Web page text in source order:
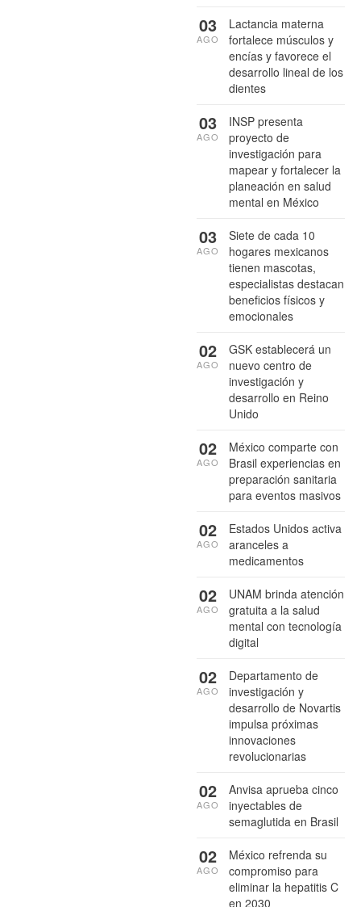
Lactancia materna
fortalece músculos y
encías y favorece el
desarrollo lineal de los
dientes
03
AGO
INSP presenta
proyecto de
investigación para
mapear y fortalecer la
planeación en salud
mental en México
03
AGO
Siete de cada 10
hogares mexicanos
tienen mascotas,
especialistas destacan
beneficios físicos y
emocionales
03
AGO
GSK establecerá un
nuevo centro de
investigación y
desarrollo en Reino
Unido
02
AGO
México comparte con
Brasil experiencias en
preparación sanitaria
para eventos masivos
02
AGO
Estados Unidos activa
aranceles a
medicamentos
02
AGO
UNAM brinda atención
gratuita a la salud
mental con tecnología
digital
02
AGO
Departamento de
investigación y
desarrollo de Novartis
impulsa próximas
innovaciones
revolucionarias
02
AGO
Anvisa aprueba cinco
inyectables de
semaglutida en Brasil
02
AGO
México refrenda su
compromiso para
eliminar la hepatitis C
en 2030
02
AGO